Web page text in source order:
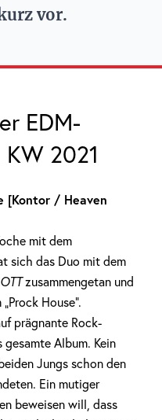
vor.
EDM-
2021
[Kontor / Heaven
mit dem
sich das Duo mit dem
zusammengetan und
House“.
prägnante Rock-
Album. Kein
Jungs schon den
Ein mutiger
beweisen will, dass